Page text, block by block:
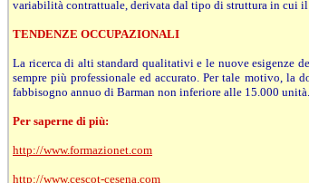
variabilità contrattuale, derivata dal tipo di struttura in cui il
TENDENZE OCCUPAZIONALI
La ricerca di alti standard qualitativi e le nuove esigenze
sempre più professionale ed accurato. Per tale motivo, la
fabbisogno annuo di Barman non inferiore alle 15.000 unità.
Per saperne di più:
http://www.formazionet.com
http://www.cescot-cesena.com